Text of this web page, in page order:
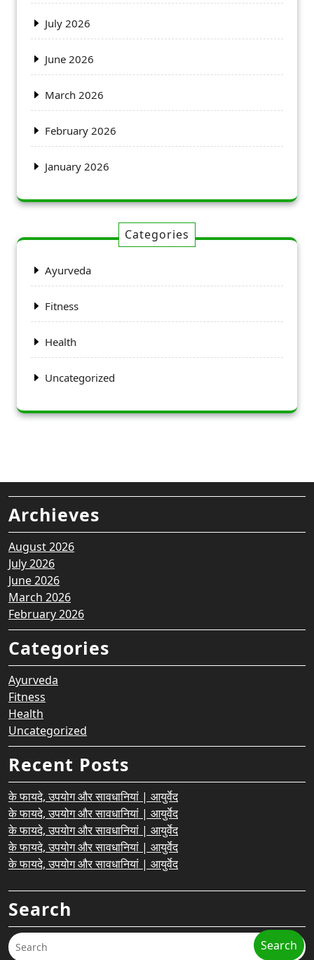
July 2026
June 2026
March 2026
February 2026
January 2026
Categories
Ayurveda
Fitness
Health
Uncategorized
Archieves
August 2026
July 2026
June 2026
March 2026
February 2026
Categories
Ayurveda
Fitness
Health
Uncategorized
Recent Posts
के फायदे, उपयोग और सावधानियां | आयुर्वेद
के फायदे, उपयोग और सावधानियां | आयुर्वेद
के फायदे, उपयोग और सावधानियां | आयुर्वेद
के फायदे, उपयोग और सावधानियां | आयुर्वेद
के फायदे, उपयोग और सावधानियां | आयुर्वेद
Search
Search